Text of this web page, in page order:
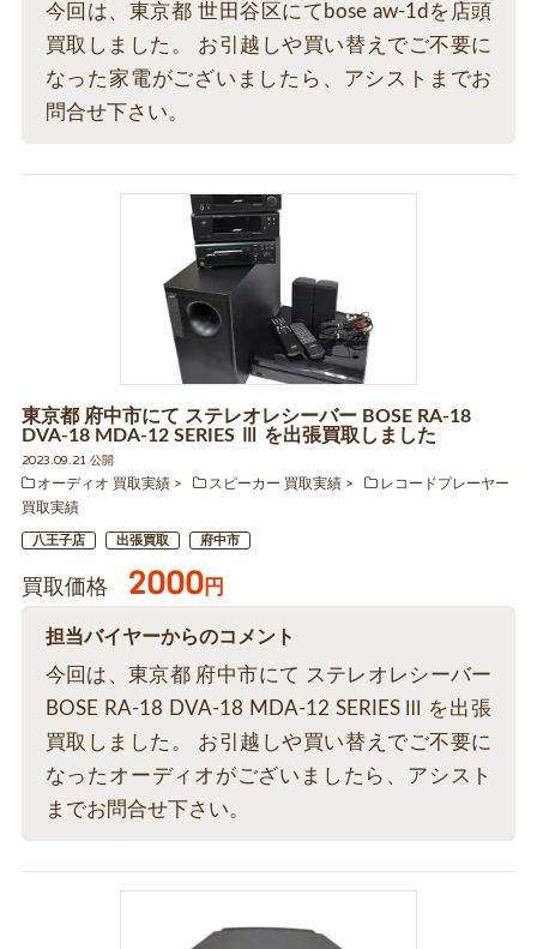
今回は、東京都 世田谷区にてbose aw-1dを店頭
買取しました。 お引越しや買い替えでご不要に
なった家電がございましたら、アシストまでお
問合せ下さい。
東京都 府中市にて ステレオレシーバー BOSE RA-18
DVA-18 MDA-12 SERIES Ⅲ を出張買取しました
2023.09.21 公開
オーディオ 買取実績
スピーカー 買取実績
レコードプレーヤー
買取実績
八王子店 出張買取 府中市
買取価格 2000円
担当バイヤーからのコメント
今回は、東京都 府中市にて ステレオレシーバー
BOSE RA-18 DVA-18 MDA-12 SERIES Ⅲ を出張
買取しました。 お引越しや買い替えでご不要に
なったオーディオがございましたら、アシスト
までお問合せ下さい。